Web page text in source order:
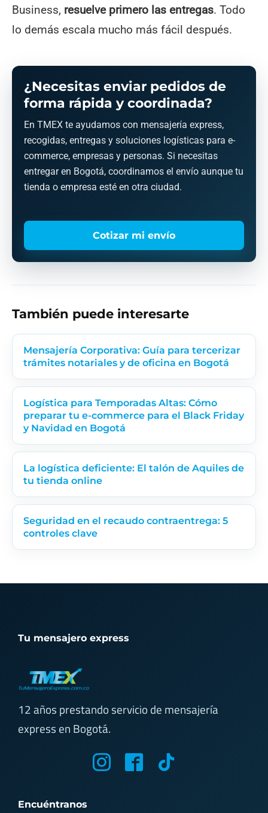
Business, resuelve primero las entregas. Todo
lo demás escala mucho más fácil después.
¿Necesitas enviar pedidos de
forma rápida y coordinada?
En TMEX te ayudamos con mensajería express,
recogidas, entregas y soluciones logísticas para e-
commerce, empresas y personas. Si necesitas
entregar en Bogotá, coordinamos el envío aunque tu
tienda o empresa esté en otra ciudad.
Cotizar mi envío
También puede interesarte
Mensajería Corporativa: Guía para tercerizar
trámites notariales y de oficina en Bogotá
Logística para Temporadas Altas: Cómo
preparar tu e-commerce para el Black Friday
y Navidad en Bogotá
La logística deficiente: El talón de Aquiles de
tu tienda online
Seguridad en el recaudo contraentrega: 5
controles clave
Tu mensajero express
12 años prestando servicio de mensajería
express en Bogotá.
M
M
T
Encuéntranos